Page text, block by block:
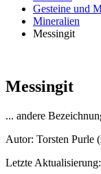
Gesteine und
Mineralien
Messingit
Messingit
... andere
Autor: Torsten Purle
Letzte